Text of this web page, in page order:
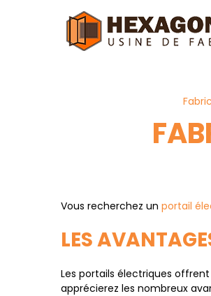
Vous recherchez un portail
LES
Les portails électriques
apprécierez les nombreux